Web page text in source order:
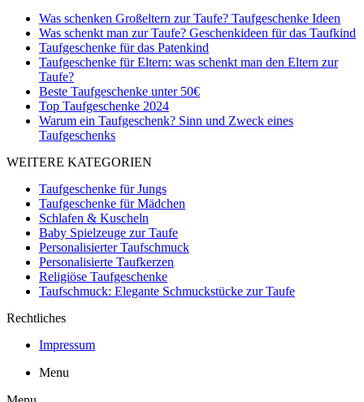
Was schenken Großeltern zur Taufe? Taufgeschenke Ideen
Was schenkt man zur Taufe? Geschenkideen für das Taufkind
Taufgeschenke für das Patenkind
Taufgeschenke für Eltern: was schenkt man den Eltern zur
Taufe?
Beste Taufgeschenke unter 50€
Top Taufgeschenke 2024
Warum ein Taufgeschenk? Sinn und Zweck eines
Taufgeschenks
WEITERE KATEGORIEN
Taufgeschenke für Jungs
Taufgeschenke für Mädchen
Schlafen & Kuscheln
Baby Spielzeuge zur Taufe
Personalisierter Taufschmuck
Personalisierte Taufkerzen
Religiöse Taufgeschenke
Taufschmuck: Elegante Schmuckstücke zur Taufe
Rechtliches
Impressum
Menu